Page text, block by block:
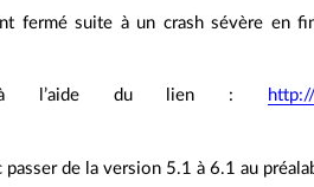
fermé suite à un crash sévère en
à l’aide du lien :
de la version 5.1 à 6.1 au